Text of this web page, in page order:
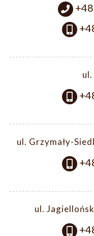
ul. Grzymały-
ul.